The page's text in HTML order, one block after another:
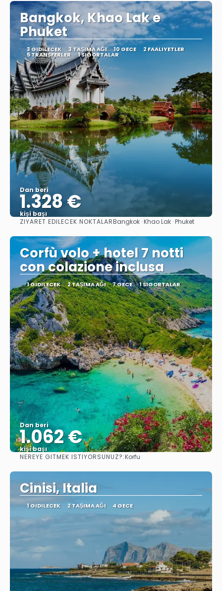
Bangkok, Khao Lak e
Phuket
3 GIDILECEK 3 TAŞIMA AĞI 10 GECE 2 FAALIYETLER
5 TRANSFERLER 1 SIGORTALAR
Dan beri
1.328 €
kişi başı
Görüntüle
ZIYARET EDILECEK NOKTALARBangkok · Khao Lak · Phuket
Corfù volo + hotel 7 notti
con colazione inclusa
1 GIDILECEK 2 TAŞIMA AĞI 7 GECE 1 SIGORTALAR
Dan beri
1.062 €
kişi başı
Görüntüle
NEREYE GITMEK ISTIYORSUNUZ?:Korfu
Cinisi, Italia
1 GIDILECEK 2 TAŞIMA AĞI 4 GECE